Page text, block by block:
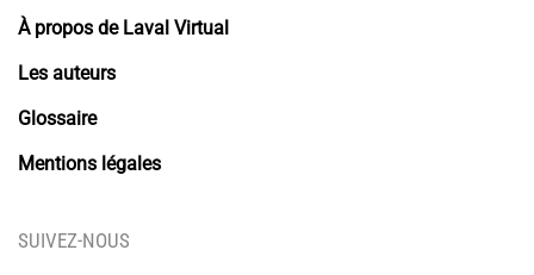
À propos de Laval Virtual
Les auteurs
Glossaire
Mentions légales
SUIVEZ-NOUS